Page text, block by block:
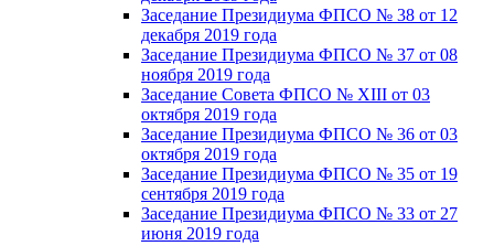
Заседание Президиума ФПСО № 38 от 12
декабря 2019 года
Заседание Президиума ФПСО № 37 от 08
ноября 2019 года
Заседание Совета ФПСО № XIII от 03
октября 2019 года
Заседание Президиума ФПСО № 36 от 03
октября 2019 года
Заседание Президиума ФПСО № 35 от 19
сентября 2019 года
Заседание Президиума ФПСО № 33 от 27
июня 2019 года